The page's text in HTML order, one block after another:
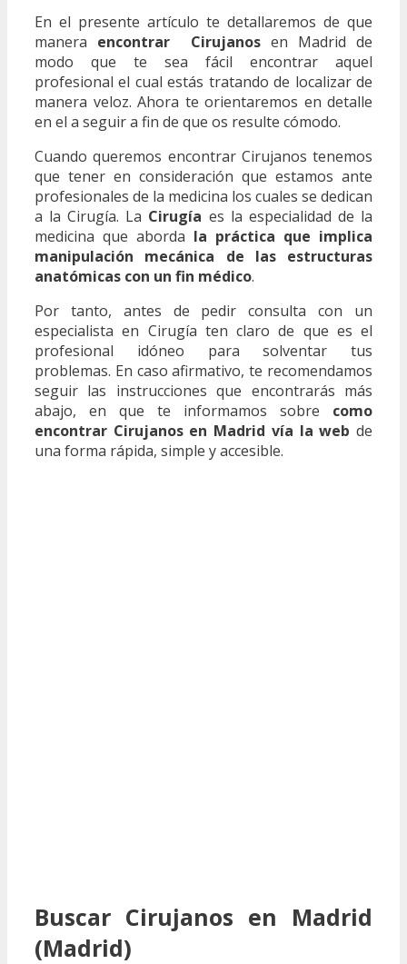
En el presente artículo te detallaremos de que
manera encontrar Cirujanosen Madrid de
modo que te sea fácil encontrar aquel
profesional el cual estás tratando de localizar de
manera veloz. Ahora te orientaremos en detalle
en el a seguir a fin de que os resulte cómodo.
Cuando queremos encontrar Cirujanos tenemos
que tener en consideración que estamos ante
profesionales de la medicina los cuales se dedican
a la Cirugía. La Cirugía es la especialidad de la
medicina que aborda la práctica que implica
manipulación mecánica de las estructuras
anatómicas con un fin médico.
Por tanto, antes de pedir consulta con un
especialista en Cirugía ten claro de que es el
profesional idóneo para solventar tus
problemas. En caso afirmativo, te recomendamos
seguir las instrucciones que encontrarás más
abajo, en que te informamos sobre como
encontrar Cirujanos en Madrid vía la web de
una forma rápida, simple y accesible.
Buscar Cirujanos en Madrid
(Madrid)